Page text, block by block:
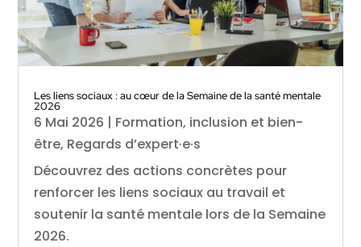
Les liens sociaux : au cœur de la Semaine de la santé mentale
2026
6 Mai 2026 | Formation, inclusion et bien-
être, Regards d’expert·e·s
Découvrez des actions concrètes pour
renforcer les liens sociaux au travail et
soutenir la santé mentale lors de la Semaine
2026.